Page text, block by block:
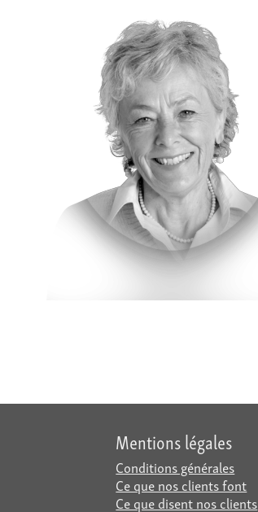
Mentions légales
Conditions générales
Ce que nos clients font
Ce que disent nos clients